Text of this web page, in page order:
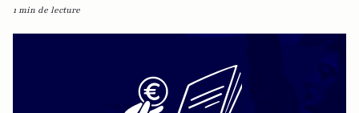
1 min de lecture